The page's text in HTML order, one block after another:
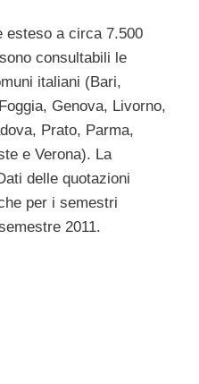
esteso a circa 7.500
consultabili le
italiani (Bari,
Genova, Livorno,
Prato, Parma,
e Verona). La
delle quotazioni
per i semestri
2011.